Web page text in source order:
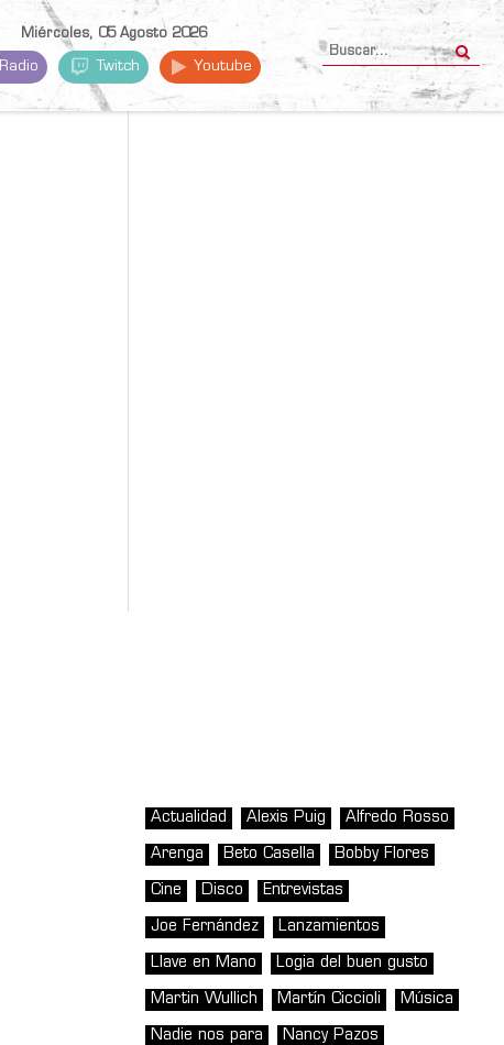
Miércoles, 05 Agosto 2026
Radio Twitch Youtube
Actualidad Alexis Puig Alfredo Rosso
Arenga Beto Casella Bobby Flores
Cine Disco Entrevistas
Joe Fernández Lanzamientos
Llave en Mano Logia del buen gusto
Martin Wullich Martín Ciccioli Música
Nadie nos para Nancy Pazos